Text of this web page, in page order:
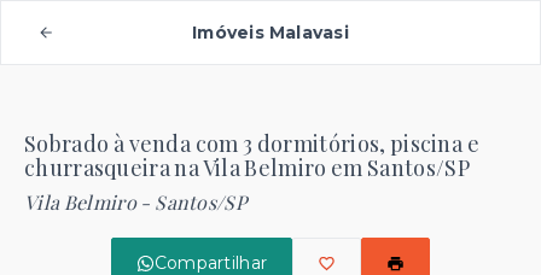
Imóveis Malavasi
Sobrado à venda com 3 dormitórios, piscina e
churrasqueira na Vila Belmiro em Santos/SP
Vila Belmiro - Santos/SP
Compartilhar